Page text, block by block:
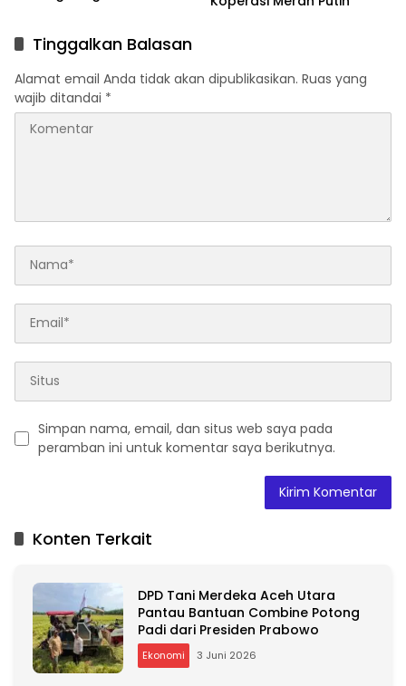
Tinggalkan Balasan
Alamat email Anda tidak akan dipublikasikan. Ruas yang
wajib ditandai *
Simpan nama, email, dan situs web saya pada
peramban ini untuk komentar saya berikutnya.
e Konten Terkait
DPD Tani Merdeka Aceh Utara
Pantau Bantuan Combine Potong
Padi dari Presiden Prabowo
Ekonomi 3 Juni 2026